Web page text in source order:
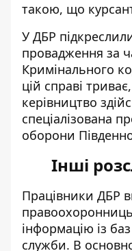
такою, що
У ДБР
провадження за
Кримінального
цій справі
керівництво
спеціалізована
оборони
Інші
Працівники ДБР
правоохоронниць
інформацію із
служби. В